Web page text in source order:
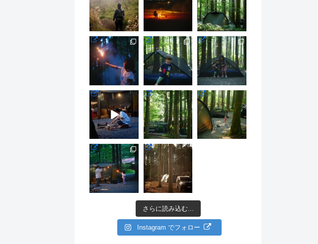
さらに読み込む...
Instagram でフォロー